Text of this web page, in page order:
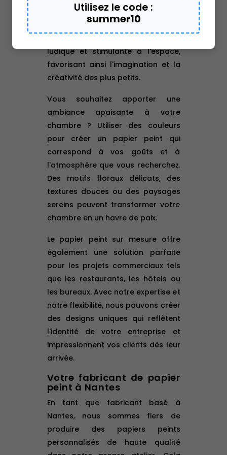
dessins animés ou des paysages
enchanteurs. Le papier peint
ludique et stimulante à l'espace,
favorisant ainsi l'imagination et la
créativité des plus petits.
Vous souhaitez apporter une
ambiance apaisante à votre
chambre ? Utiliser des couleurs
pour créer un papier peint qui
correspond à vos goûts et à
l'atmosphère que vous recherchez.
Des motifs floraux délicats, des
textures douces ou des paysages
sereins peuvent transformer votre
chambre en un havre de paix.
Le papier peint sur mesure offre
également une solution parfaite
pour les projets commerciaux tels
que les restaurants, les hôtels ou
les bureaux. Avec notre expertise et
notre flexibilité, nous pouvons créer
des designs uniques qui reflètent
l'identité de votre entreprise et
impressionnent vos clients dès leur
arrivée.
Votre fabricant de papier
peint à Nantes
En tant que fabricant basé à
Nantes, nous sommes fiers de
produire des papiers peints
personnalisés de haute qualité
Utilisez le code :
summer10